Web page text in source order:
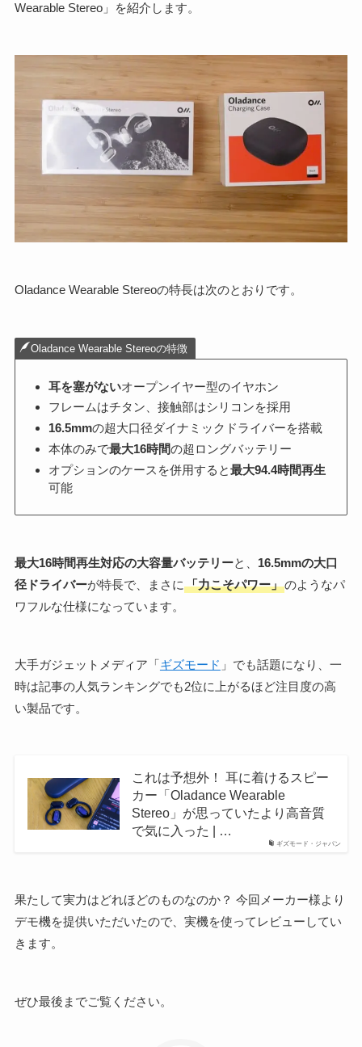
Wearable Stereo」を紹介します。
Oladance Wearable Stereoの特長は次のとおりです。
Oladance Wearable Stereoの特徴
耳を塞がないオープンイヤー型のイヤホン
フレームはチタン、接触部はシリコンを採用
16.5mmの超大口径ダイナミックドライバーを搭載
本体のみで最大16時間の超ロングバッテリー
オプションのケースを併用すると最大94.4時間再生
可能
最大16時間再生対応の大容量バッテリーと、 16.5mmの大口
径ドライバーが特長で、まさに 「力こそパワー」のようなパ
ワフルな仕様になっています。
大手ガジェットメディア「ギズモード 」でも話題になり、一
時は記事の人気ランキングでも2位に上がるほど注目度の高
い製品です。
ギズモード・ジャパン
これは予想外！ 耳に着けるスピー
カー「Oladance Wearable
Stereo」が思っていたより高音質
で気に入った | …
果たして実力はどれほどのものなのか？ 今回メーカー様より
デモ機を提供いただいたので、実機を使ってレビューしてい
きます。
ぜひ最後までご覧ください。